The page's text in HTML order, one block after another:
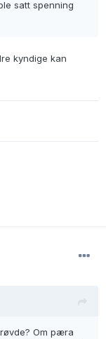
satt spenning
kyndige kan
Om pæra